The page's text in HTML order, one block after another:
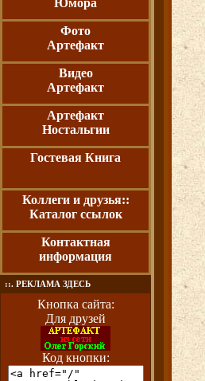
Фото
Артефакт
Видео
Артефакт
Артефакт
Ностальгии
Гостевая Книга
Коллеги и друзья::
Каталог ссылок
Контактная
информация
::. РЕКЛАМА ЗДЕСЬ
Кнопка сайта:
Для друзей
Код кнопки: